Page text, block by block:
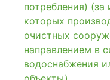
потребления)
которых
очистных
направлением в
водоснабжения